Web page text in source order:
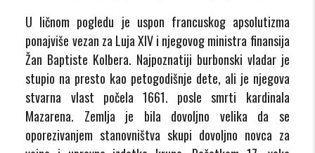
U ličnom pogledu je uspon francuskog apsolutizma
ponajviše vezan za Luja XIV i njegovog ministra finansija
Žan Baptiste Kolbera. Najpoznatiji burbonski vladar je
stupio na presto kao petogodišnje dete, ali je njegova
stvarna vlast počela 1661. posle smrti kardinala
Mazarena. Zemlja je bila dovoljno velika da se
oporezivanjem stanovništva skupi dovoljno novca za